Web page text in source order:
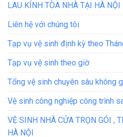
LAU KÍNH TÒA NHÀ TẠI HÀ
Liên hệ với chúng tôi
Tạp vụ vệ sinh định kỳ theo
Tạp vụ vệ sinh theo giờ
Tổng vệ sinh chuyên sâu không
Vệ sinh công nghiệp công trình
VỆ SINH NHÀ CỬA TRỌN GÓI ,
HÀ NỘI